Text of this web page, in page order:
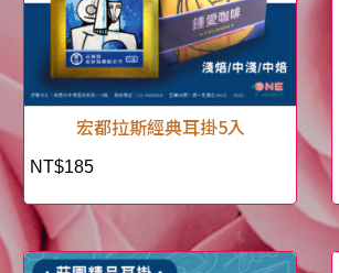
宏都拉斯經典耳掛5入
NT$185